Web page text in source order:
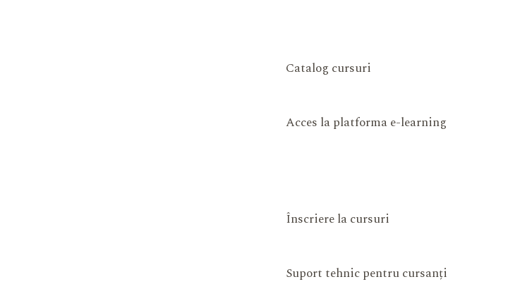
Catalog cursuri
Acces la platforma e-learning
Înscriere la cursuri
Suport tehnic pentru cursanți